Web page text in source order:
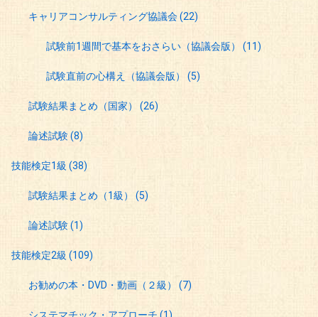
キャリアコンサルティング協議会(22)
試験前1週間で基本をおさらい（協議会版） (11)
試験直前の心構え（協議会版） (5)
試験結果まとめ（国家）(26)
論述試験(8)
技能検定1級 (38)
試験結果まとめ（1級）(5)
論述試験(1)
技能検定2級 (109)
お勧めの本・DVD・動画（２級）(7)